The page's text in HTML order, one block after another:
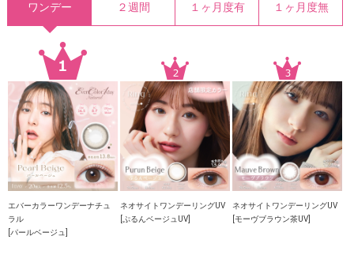
ワンデー ２週間 １ヶ月度有 １ヶ月度無
エバーカラーワンデーナチュ
ラル
[パールベージュ]
ネオサイトワンデーリングUV
[ぷるんベージュUV]
ネオサイトワンデーリングUV
[モーヴブラウン茶UV]